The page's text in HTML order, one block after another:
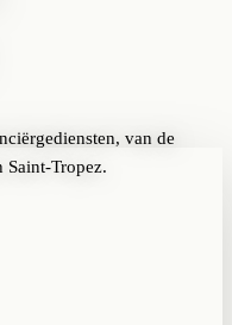
van de
Tropez.